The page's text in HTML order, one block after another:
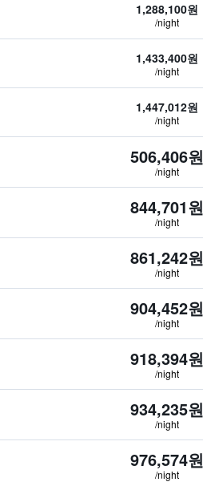
1,288,100원
/night
1,433,400원
/night
1,447,012원
/night
506,406원
/night
844,701원
/night
861,242원
/night
904,452원
/night
918,394원
/night
934,235원
/night
976,574원
/night